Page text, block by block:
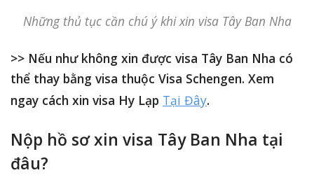
Những thủ tục cần chú ý khi xin visa Tây Ban Nha
>> Nếu như không xin được visa Tây Ban Nha có
thể thay bằng visa thuộc Visa Schengen. Xem
ngay cách xin visa Hy Lạp Tại Đây.
Nộp hồ sơ xin visa Tây Ban Nha tại
đâu?